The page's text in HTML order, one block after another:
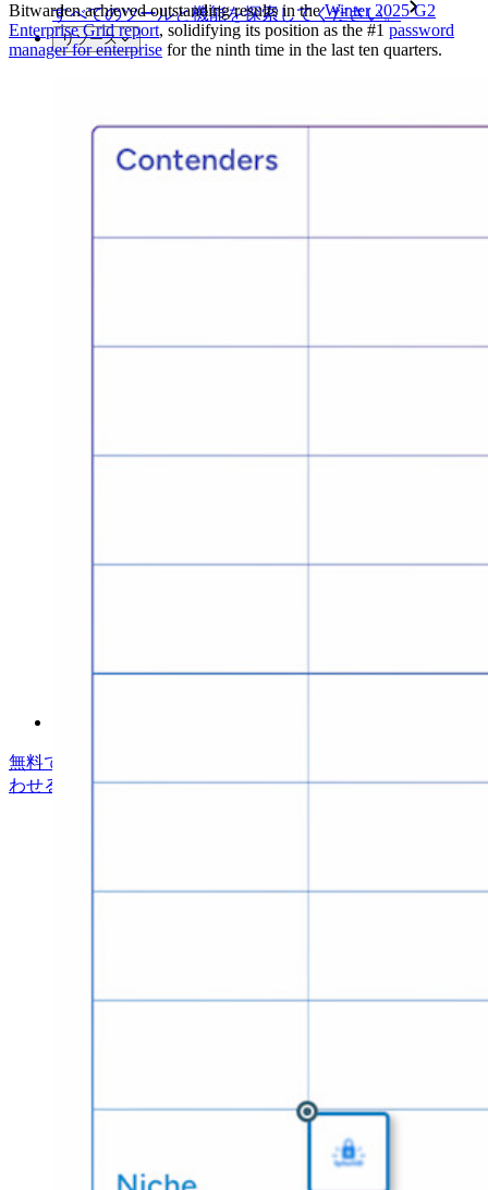
すべてのツールと機能を探索してください。
リソース
導入事例
無料で始める
わせる
ログインログイン
Bitwarden achieved outstanding results in theWinter 2025 G2
Enterprise Grid report, solidifying its position as the #1 password
manager for enterprise for the ninth time in the last ten quarters.